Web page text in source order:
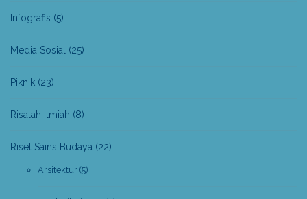
Infografis (5)
Media Sosial (25)
Piknik (23)
Risalah Ilmiah (8)
Riset Sains Budaya (22)
Arsitektur (5)